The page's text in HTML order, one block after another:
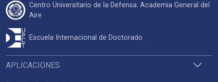
APLICACIONES
Centro Universitario de la Defensa. Academia General del
Aire
Escuela Internacional de Doctorado